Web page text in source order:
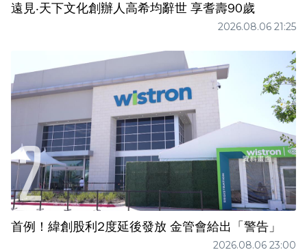
遠見‧天下文化創辦人高希均辭世 享耆壽90歲
2026.08.06 21:25
首例！緯創股利2度延後發放 金管會給出「警告」
2026.08.06 23:00